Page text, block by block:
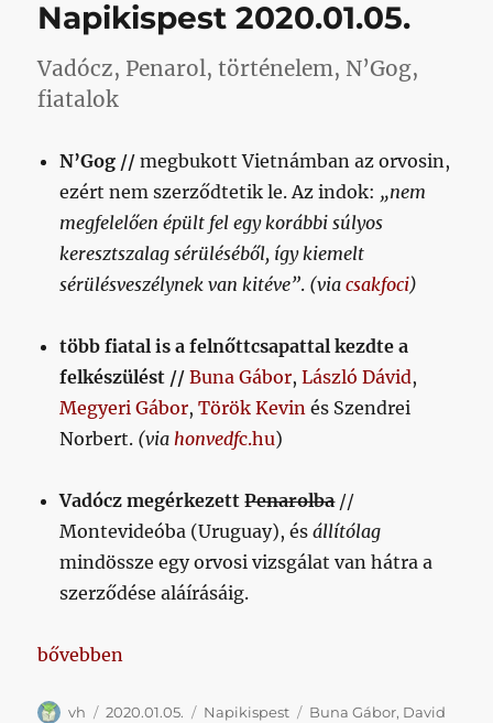
Napikispest 2020.01.05.
Vadócz, Penarol, történelem, N’Gog,
fiatalok
N’Gog // megbukott Vietnámban az orvosin,
ezért nem szerződtetik le. Az indok: „nem
megfelelően épült fel egy korábbi súlyos
keresztszalag sérüléséből, így kiemelt
sérülésveszélynek van kitéve”. (viacsakfoci)
több fiatal is a felnőttcsapattal kezdte a
felkészülést // Buna Gábor,László Dávid,
Megyeri Gábor,Török Kevin és Szendrei
Norbert. (viahonvedfc.hu)
Vadócz megérkezettPenarolba//
Montevideóba (Uruguay), ésállítólag
mindössze egy orvosi vizsgálat van hátra a
szerződése aláírásáig.
„Napikispest 2020.01.05.”
bővebben
Szerző
vh Közzétéve
2020.01.05. Kategória
Napikispest Címke
Buna Gábor, David